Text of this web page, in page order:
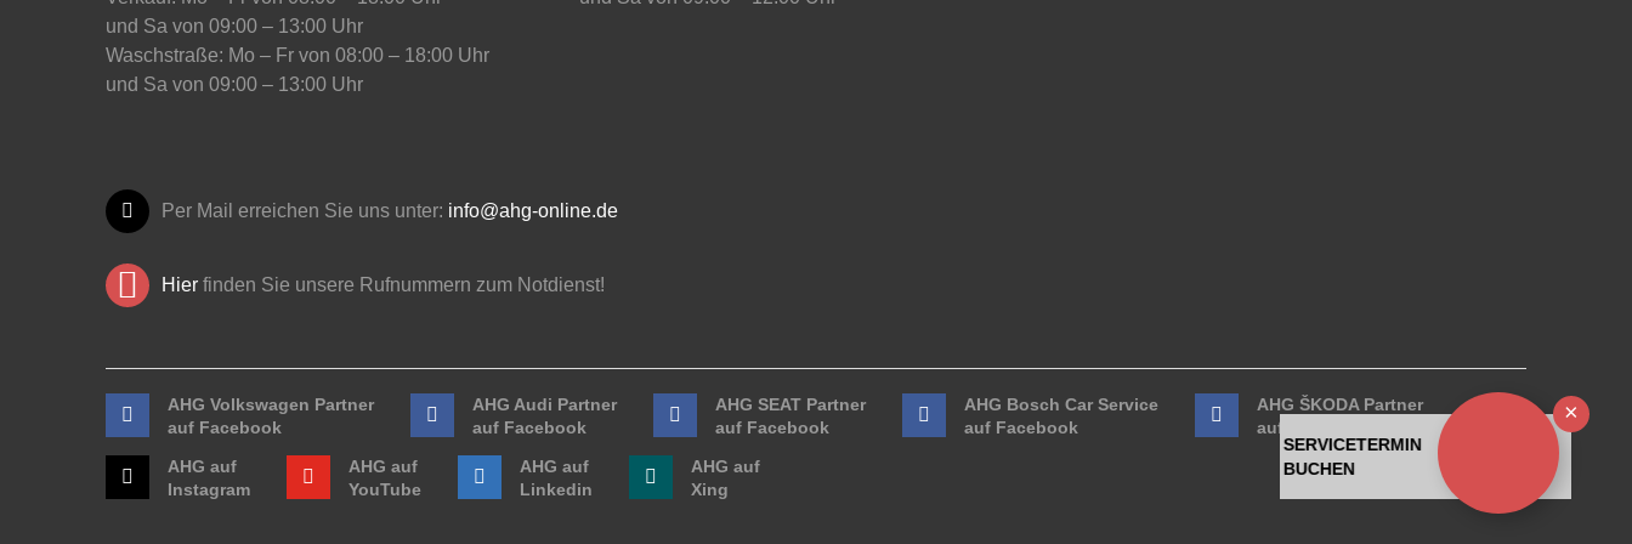
SERVICETERMIN
BUCHEN
und Sa von 09:00 – 13:00 Uhr
Waschstraße: Mo – Fr von 08:00 – 18:00 Uhr
und Sa von 09:00 – 13:00 Uhr
Per Mail erreichen Sie uns unter: info@ahg-online.de
Hier finden Sie unsere Rufnummern zum Notdienst!
AHG Volkswagen Partner
auf Facebook
AHG Audi Partner
auf Facebook
AHG SEAT Partner
auf Facebook
AHG Bosch Car Service
auf Facebook
AHG ŠKODA Partner
auf Facebook
AHG auf
Instagram
AHG auf
YouTube
AHG auf
Linkedin
AHG auf
Xing